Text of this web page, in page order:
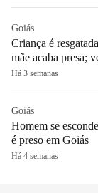
Goiás
Criança é
mãe acaba presa;
Há 3 semanas
Goiás
Homem se
é preso em Goiás
Há 4 semanas